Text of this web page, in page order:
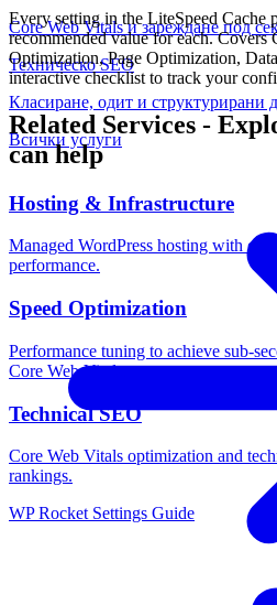
Core Web Vitals и зареждане под
Техническо SEO
Класиране, одит и структурирани
Всички услуги
Every setting in the LiteSpeed Cache
recommended value for each. Covers
Optimization, Page Optimization,
interactive checklist to track your
Related Services -
can help
Hosting & Infrastructure
Managed WordPress hosting with
performance.
Speed Optimization
Performance tuning to achieve sub-
Core Web Vitals.
Technical SEO
Core Web Vitals optimization and
rankings.
WP Rocket Settings Guide